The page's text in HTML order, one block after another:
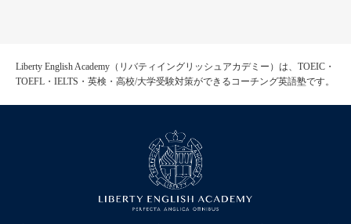
Liberty English Academy（リバティイングリッシュアカデミー）は、TOEIC・
TOEFL・IELTS・英検・高校/大学受験対策ができるコーチング英語塾です。